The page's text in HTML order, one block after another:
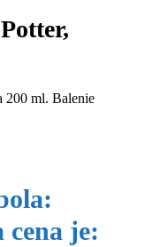
200 ml. Balenie
je: